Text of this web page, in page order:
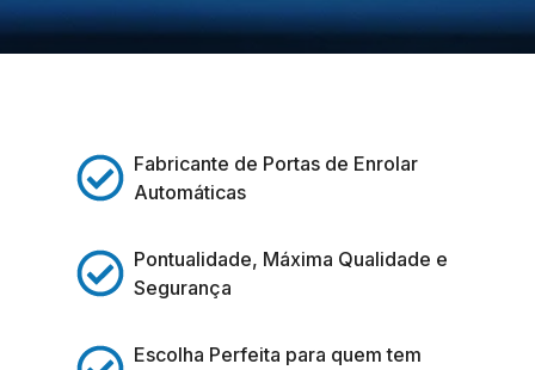
Fabricante de Portas de Enrolar
Automáticas
Pontualidade, Máxima Qualidade e
Segurança
Escolha Perfeita para quem tem